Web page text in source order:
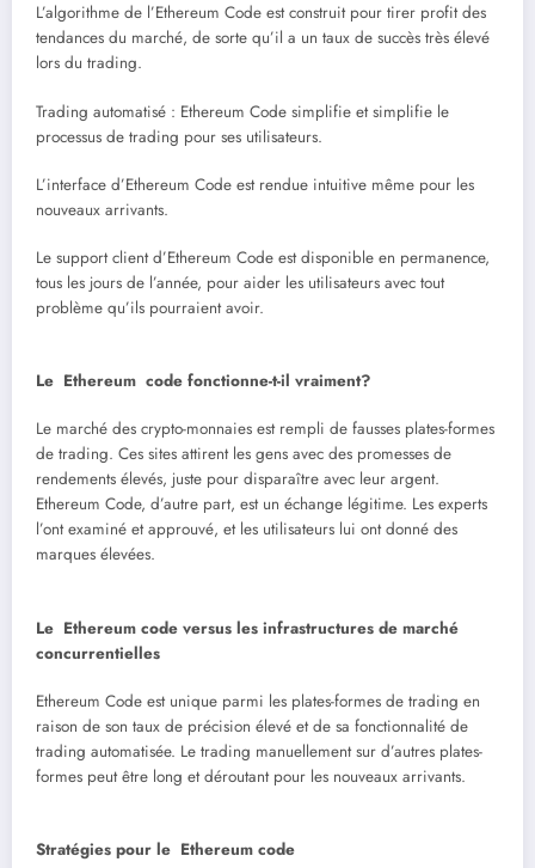
L’algorithme de l’Ethereum Code est construit pour tirer profit des
tendances du marché, de sorte qu’il a un taux de succès très élevé
lors du trading.
Trading automatisé : Ethereum Code simplifie et simplifie le
processus de trading pour ses utilisateurs.
L’interface d’Ethereum Code est rendue intuitive même pour les
nouveaux arrivants.
Le support client d’Ethereum Code est disponible en permanence,
tous les jours de l’année, pour aider les utilisateurs avec tout
problème qu’ils pourraient avoir.
Le Ethereum code fonctionne-t-il vraiment?
Le marché des crypto-monnaies est rempli de fausses plates-formes
de trading. Ces sites attirent les gens avec des promesses de
rendements élevés, juste pour disparaître avec leur argent.
Ethereum Code, d’autre part, est un échange légitime. Les experts
l’ont examiné et approuvé, et les utilisateurs lui ont donné des
marques élevées.
Le Ethereum code versus les infrastructures de marché
concurrentielles
Ethereum Code est unique parmi les plates-formes de trading en
raison de son taux de précision élevé et de sa fonctionnalité de
trading automatisée. Le trading manuellement sur d’autres plates-
formes peut être long et déroutant pour les nouveaux arrivants.
Stratégies pour le Ethereum code